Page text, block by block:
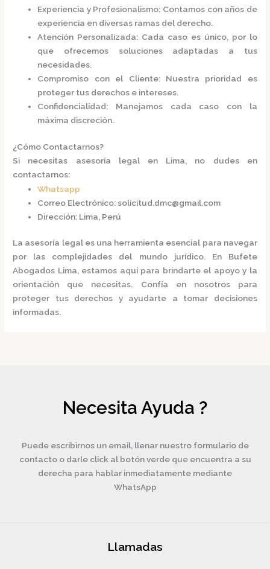
Experiencia y Profesionalismo: Contamos con años de
experiencia en diversas ramas del derecho.
Atención Personalizada: Cada caso es único, por lo
que ofrecemos soluciones adaptadas a tus
necesidades.
Compromiso con el Cliente: Nuestra prioridad es
proteger tus derechos e intereses.
Confidencialidad: Manejamos cada caso con la
máxima discreción.​
¿Cómo Contactarnos?
Si necesitas asesoría legal en Lima, no dudes en
contactarnos:​
Whatsapp
Correo Electrónico: solicitud.dmc@gmail.com
Dirección: Lima, Perú​
La asesoría legal es una herramienta esencial para navegar
por las complejidades del mundo jurídico. En Bufete
Abogados Lima, estamos aquí para brindarte el apoyo y la
orientación que necesitas. Confía en nosotros para
proteger tus derechos y ayudarte a tomar decisiones
informadas.
Necesita Ayuda ?
Puede escribirnos un email, llenar nuestro formulario de
contacto o darle click al botón verde que encuentra a su
derecha para hablar inmediatamente mediante
WhatsApp
Llamadas